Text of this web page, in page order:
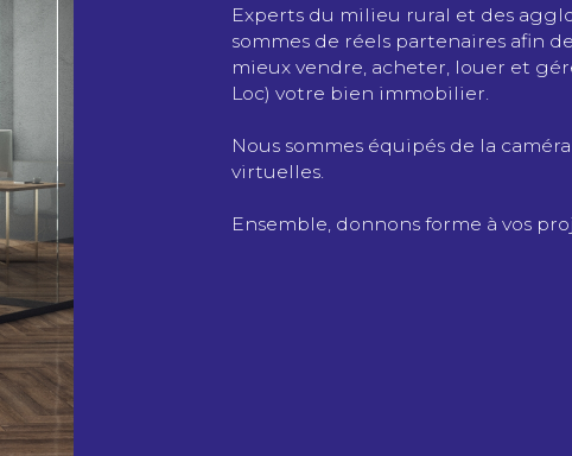
Experts du milieu rural et des
sommes de réels partenaires afin
mieux vendre, acheter, louer et
Loc) votre bien immobilier.
Nous sommes équipés de la
virtuelles.
Ensemble, donnons forme à vos